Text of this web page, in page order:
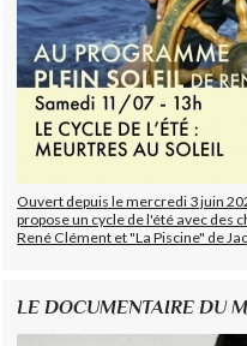
Ouvert depuis le mercredi 3 juin
propose un cycle de l'été avec des
René Clément et "La Piscine" de
LE DOCUMENTAIRE DU